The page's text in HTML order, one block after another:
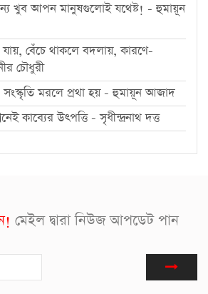
খুব আপন মানুষগুলোই যথেষ্ট! - হুমায়ূন
বেঁচে থাকলে বদলায়, কারণে-
চৌধুরী
মরলে প্রথা হয় - হুমায়ূন আজাদ
কাব্যের উৎপত্তি - সৃধীন্দ্রনাথ দত্ত
মেইল দ্বারা নিউজ আপডেট পান